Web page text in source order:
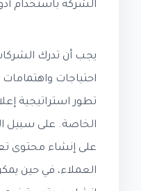
الشركة باستخدام
يجب أن تدرك
احتياجات
تطور استراتيجية
الخاصة. على سبيل
على إنشاء محتوى
العملاء، في حين